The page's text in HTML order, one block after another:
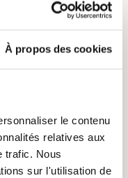
À propos des cookies
le contenu
relatives aux
trafic. Nous
sur l'utilisation de
de
prendre
vous
manquez de
ce fut mon